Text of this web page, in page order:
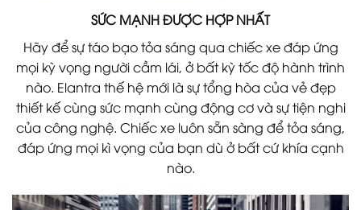
SỨC MẠNH ĐƯỢC HỢP NHẤT
Hãy để sự táo bạo tỏa sáng qua chiếc xe đáp ứng
mọi kỳ vọng người cầm lái, ở bất kỳ tốc độ hành trình
nào. Elantra thế hệ mới là sự tổng hòa của vẻ đẹp
thiết kế cùng sức mạnh cùng động cơ và sự tiện nghi
của công nghệ. Chiếc xe luôn sẵn sàng để tỏa sáng,
đáp ứng mọi kì vọng của bạn dù ở bất cứ khía cạnh
nào.